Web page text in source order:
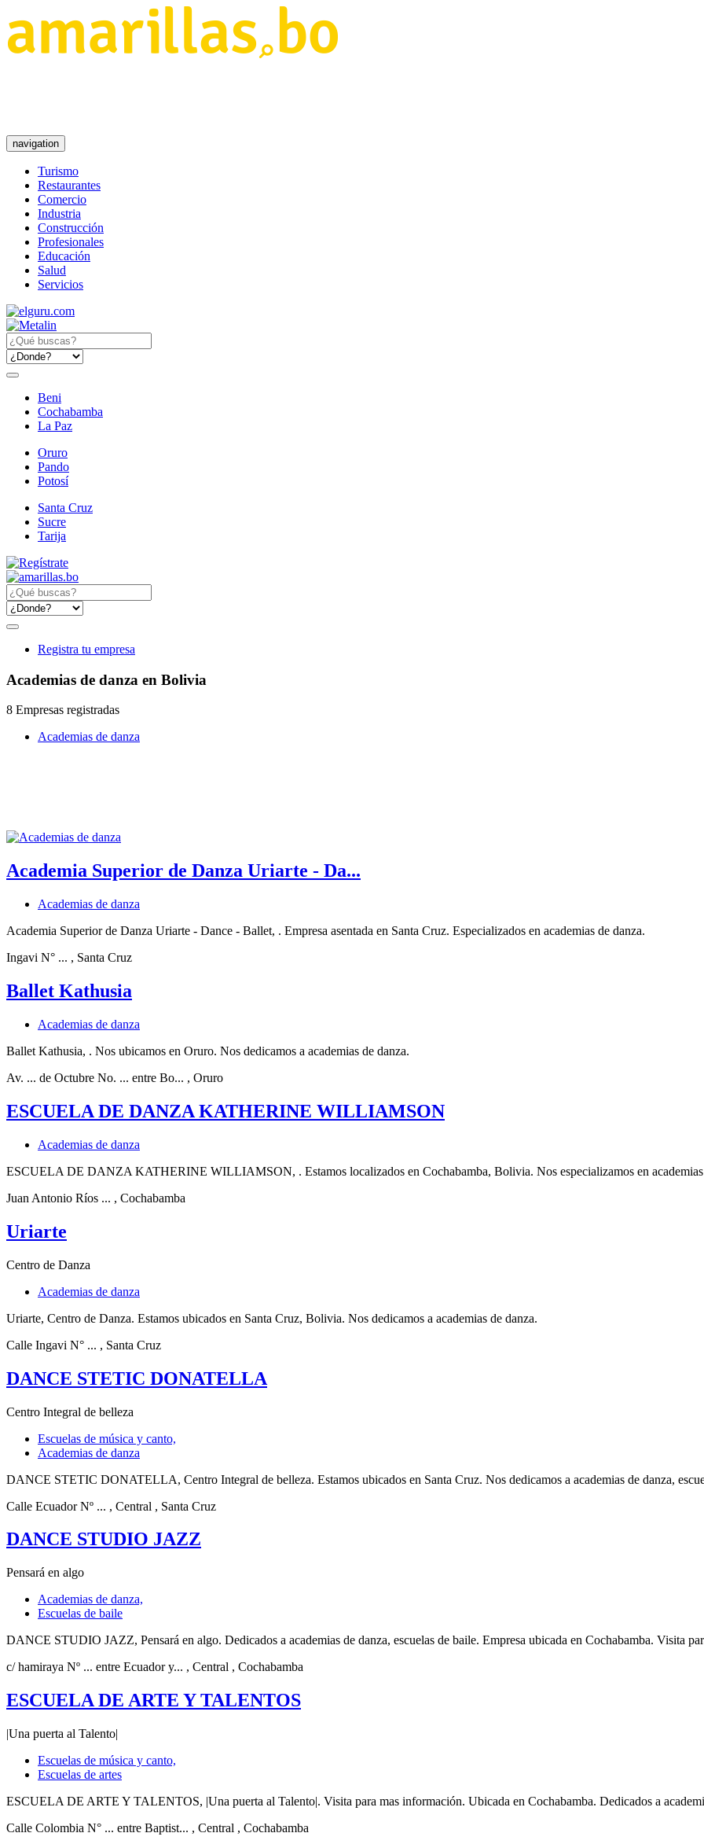
navigation
Turismo
Restaurantes
Comercio
Industria
Construcción
Profesionales
Educación
Salud
Servicios
Beni
Cochabamba
La Paz
Oruro
Pando
Potosí
Santa Cruz
Sucre
Tarija
Registra tu empresa
Academias de danza en Bolivia
8 Empresas registradas
Academias de danza
Academia Superior de Danza Uriarte - Da...
Academias de danza
Academia Superior de Danza Uriarte - Dance - Ballet, . Empresa asentada en Santa Cruz. Especializados en academias de danza.
Ingavi N° ... , Santa Cruz
Ballet Kathusia
Academias de danza
Ballet Kathusia, . Nos ubicamos en Oruro. Nos dedicamos a academias de danza.
Av. ... de Octubre No. ... entre Bo... , Oruro
ESCUELA DE DANZA KATHERINE WILLIAMSON
Academias de danza
ESCUELA DE DANZA KATHERINE WILLIAMSON, . Estamos localizados en Cochabamba, Bolivia. Nos especializamos en academias
Juan Antonio Ríos ... , Cochabamba
Uriarte
Centro de Danza
Academias de danza
Uriarte, Centro de Danza. Estamos ubicados en Santa Cruz, Bolivia. Nos dedicamos a academias de danza.
Calle Ingavi N° ... , Santa Cruz
DANCE STETIC DONATELLA
Centro Integral de belleza
Escuelas de música y canto,
Academias de danza
DANCE STETIC DONATELLA, Centro Integral de belleza. Estamos ubicados en Santa Cruz. Nos dedicamos a academias de danza,
Calle Ecuador Nº ... , Central , Santa Cruz
DANCE STUDIO JAZZ
Pensará en algo
Academias de danza,
Escuelas de baile
DANCE STUDIO JAZZ, Pensará en algo. Dedicados a academias de danza, escuelas de baile. Empresa ubicada en Cochabamba. Visita
c/ hamiraya Nº ... entre Ecuador y... , Central , Cochabamba
ESCUELA DE ARTE Y TALENTOS
|Una puerta al Talento|
Escuelas de música y canto,
Escuelas de artes
ESCUELA DE ARTE Y TALENTOS, |Una puerta al Talento|. Visita para mas información. Ubicada en Cochabamba. Dedicados a
Calle Colombia N° ... entre Baptist... , Central , Cochabamba